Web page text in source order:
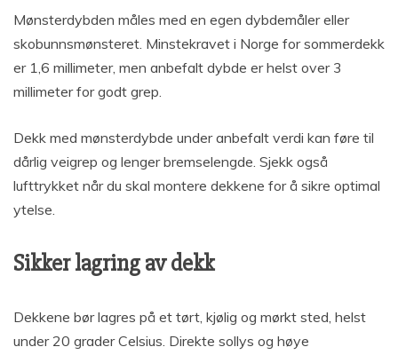
Mønsterdybden måles med en egen dybdemåler eller
skobunnsmønsteret. Minstekravet i Norge for sommerdekk
er 1,6 millimeter, men anbefalt dybde er helst over 3
millimeter for godt grep.
Dekk med mønsterdybde under anbefalt verdi kan føre til
dårlig veigrep og lenger bremselengde. Sjekk også
lufttrykket når du skal montere dekkene for å sikre optimal
ytelse.
Sikker lagring av dekk
Dekkene bør lagres på et tørt, kjølig og mørkt sted, helst
under 20 grader Celsius. Direkte sollys og høye